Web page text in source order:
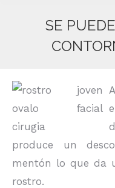
SE
produce un
mentón lo que da
rostro.